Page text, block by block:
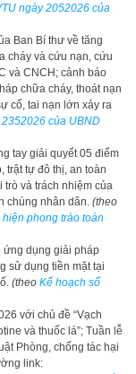
ngày 2052026 của
Ban Bí thư về tăng
cháy và cứu nạn, cứu
và CNCH; cảnh báo
chữa cháy, thoát nạn
cố, tai nạn lớn xảy ra
của UBND
tay giải quyết 05 điểm
trật tự đô thị, an toàn
và trách nhiệm của
chúng nhân dân. (theo
phong trào toàn
ứng dụng giải pháp
sử dụng tiền mặt tại
(theo Kế hoạch số
với chủ đề “Vạch
và thuốc lá”; Tuần lễ
Phòng, chống tác hại
link: